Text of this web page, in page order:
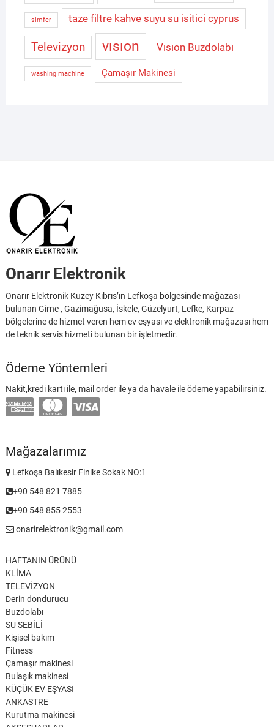
simfer taze filtre kahve suyu su isitici cyprus
Televizyon vısıon Vısıon Buzdolabı
washing machine Çamaşır Makinesi
Onarır Elektronik
Onarır Elektronik Kuzey Kıbrıs’ın Lefkoşa bölgesinde mağazası
bulunan Girne , Gazimağusa, İskele, Güzelyurt, Lefke, Karpaz
bölgelerine de hizmet veren hem ev eşyası ve elektronik mağazası hem
de teknik servis hizmeti bulunan bir işletmedir.
Ödeme Yöntemleri
Nakit,kredi kartı ile, mail order ile ya da havale ile ödeme yapabilirsiniz.
Mağazalarımız
Lefkoşa Balıkesir Finike Sokak NO:1
+90 548 821 7885
+90 548 855 2553
onarirelektronik@gmail.com
HAFTANIN ÜRÜNÜ
KLİMA
TELEVİZYON
Derin dondurucu
Buzdolabı
SU SEBİLİ
Kişisel bakım
Fitness
Çamaşır makinesi
Bulaşık makinesi
KÜÇÜK EV EŞYASI
ANKASTRE
Kurutma makinesi